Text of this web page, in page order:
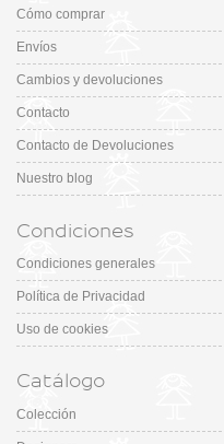
Cómo comprar
Envíos
Cambios y devoluciones
Contacto
Contacto de Devoluciones
Nuestro blog
Condiciones
Condiciones generales
Política de Privacidad
Uso de cookies
Catálogo
Colección